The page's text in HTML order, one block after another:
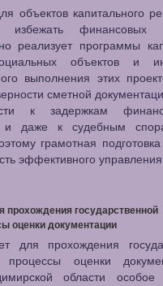
объектов капитального
избежать финансовых
реализует программы
объектов и
выполнения этих
сметной
к задержкам
и даже к судебным
грамотная
эффективного
прохождения государственной
оценки документации
для прохождения
оценки
области особое